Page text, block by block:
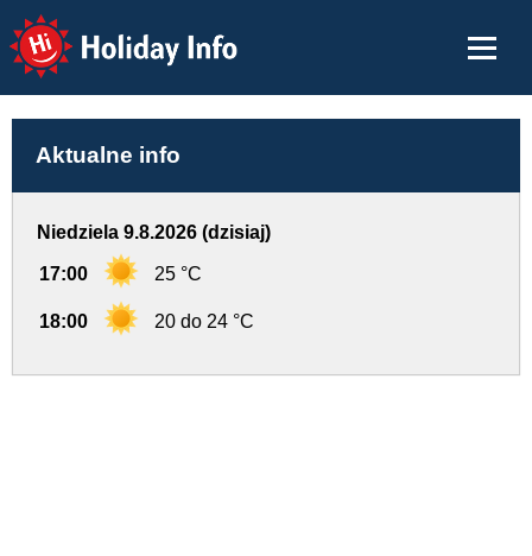
Holiday Info
Aktualne info
Niedziela 9.8.2026 (dzisiaj)
17:00 25 °C
18:00 20 do 24 °C